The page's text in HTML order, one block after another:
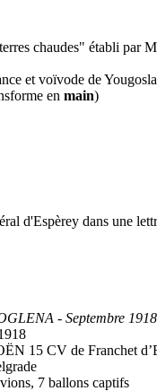
chaudes" établi par
et voïvode de
en main)
dans une
- Septembre 1918
15 CV de Franchet
7 ballons captifs